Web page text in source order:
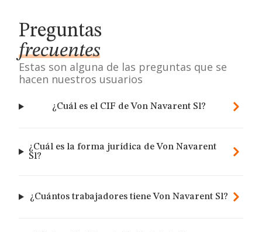
Preguntas
frecuentes
Estas son alguna de las preguntas que se
hacen nuestros usuarios
¿Cuál es el CIF de Von Navarent Sl?
¿Cuál es la forma jurídica de Von Navarent
Sl?
¿Cuántos trabajadores tiene Von Navarent Sl?